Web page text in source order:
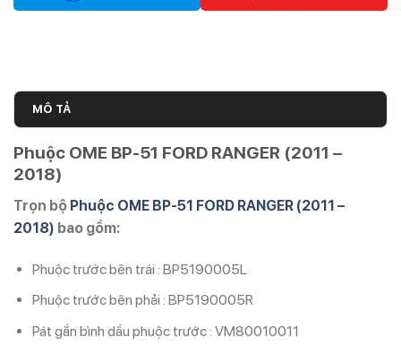
MÔ TẢ
Phuộc OME BP-51 FORD RANGER (2011 –
2018)
Trọn bộ Phuộc OME BP-51 FORD RANGER (2011 –
2018) bao gồm:
Phuộc trước bên trái : BP5190005L
Phuộc trước bên phải : BP5190005R
Pát gắn bình dầu phuộc trước : VM80010011